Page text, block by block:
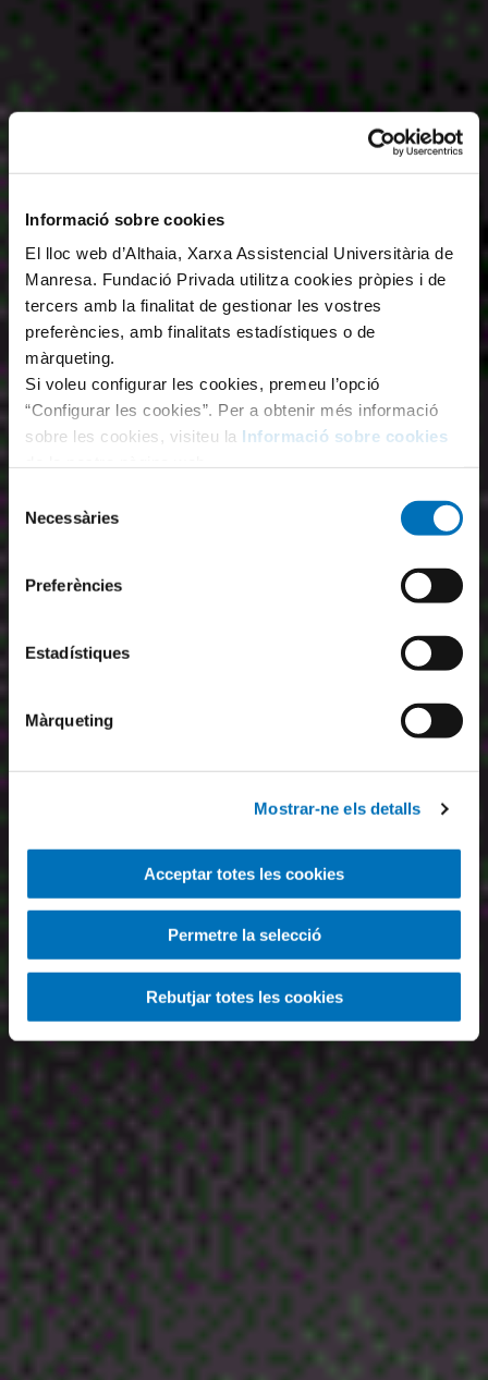
Informació sobre cookies
El lloc web d’Althaia, Xarxa Assistencial Universitària de
Manresa. Fundació Privada utilitza cookies pròpies i de
tercers amb la finalitat de gestionar les vostres
preferències, amb finalitats estadístiques o de
màrqueting.
Si voleu configurar les cookies, premeu l’opció
“Configurar les cookies”. Per a obtenir més informació
sobre les cookies, visiteu la Informació sobre cookies
Necessàries
Preferències
Estadístiques
Màrqueting
Mostrar-ne els detalls
Acceptar totes les cookies
Permetre la selecció
Rebutjar totes les cookies